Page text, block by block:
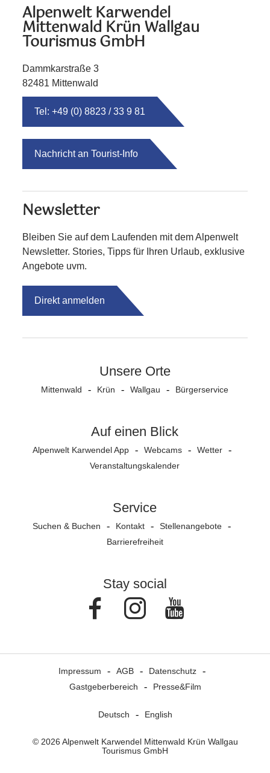
Alpenwelt Karwendel
Mittenwald Krün Wallgau
Tourismus GmbH
Dammkarstraße 3
82481 Mittenwald
Tel: +49 (0) 8823 / 33 9 81
Nachricht an Tourist-Info
Newsletter
Bleiben Sie auf dem Laufenden mit dem Alpenwelt
Newsletter. Stories, Tipps für Ihren Urlaub, exklusive
Angebote uvm.
Direkt anmelden
Unsere Orte
Mittenwald Krün Wallgau Bürgerservice
Auf einen Blick
Alpenwelt Karwendel App Webcams
Wetter
Veranstaltungs­kalender
Service
Suchen & Buchen Kontakt
Stellenangebote
Barrierefreiheit
Stay social
FacebookInstagram
Impressum AGB
Datenschutz
Gastgeberbereich
Presse&Film
Deutsch English
© 2026 Alpenwelt Karwendel Mittenwald Krün Wallgau
Tourismus GmbH